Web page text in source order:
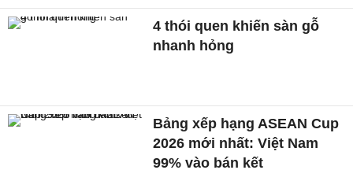
4 thói quen khiến sàn gỗ
nhanh hỏng
Bảng xếp hạng ASEAN Cup
2026 mới nhất: Việt Nam
99% vào bán kết